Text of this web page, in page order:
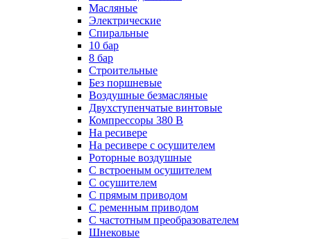
Масляные
Электрические
Спиральные
10 бар
8 бар
Cтроительные
Без поршневые
Воздушные безмасляные
Двухступенчатые винтовые
Компрессоры 380 В
На ресивере
На ресивере с осушителем
Роторные воздушные
С встроеным осушителем
С осушителем
С прямым приводом
С ременным приводом
С частотным преобразователем
Шнековые